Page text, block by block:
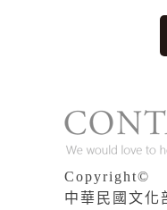
Copyright©
中華民國文化